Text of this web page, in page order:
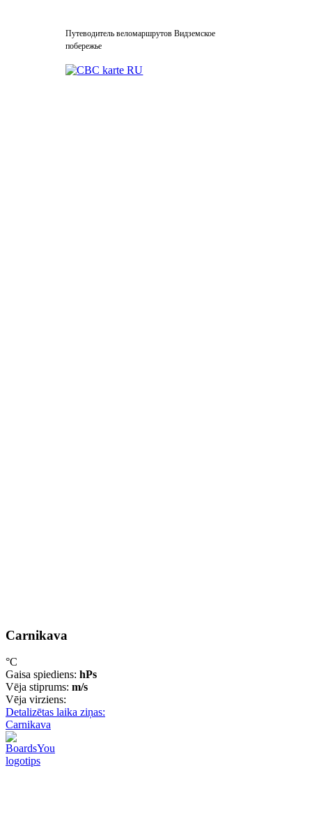
Путеводитель веломаршрутов Видземское
побережье
Carnikava
°C
Gaisa spiediens: hPs
Vēja stiprums: m/s
Vēja virziens:
Detalizētas laika ziņas:
Carnikava